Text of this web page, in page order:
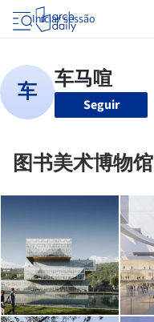
Iniciar sessão
Seguir
图书美术博物馆